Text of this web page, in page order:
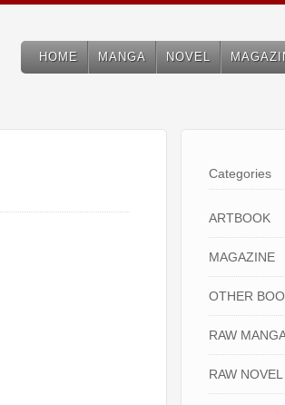
HOME MANGA NOVEL
Categories
ARTBOOK
MAGAZINE
OTHER
RAW
RAW NOVEL